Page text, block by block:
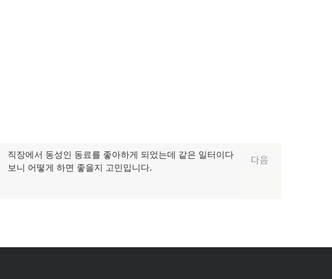
다음
직장에서 동성인 동료를 좋아하게 되었는데 같은 일터이다
보니 어떻게 하면 좋을지 고민입니다.